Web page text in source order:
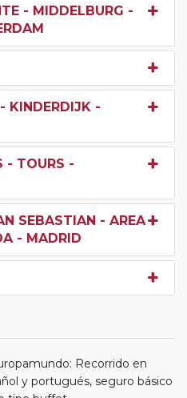
- MIDDELBURG -
KINDERDIJK -
- TOURS -
SEBASTIAN - AREA
- MADRID
Recorrido en
y portugués, seguro básico